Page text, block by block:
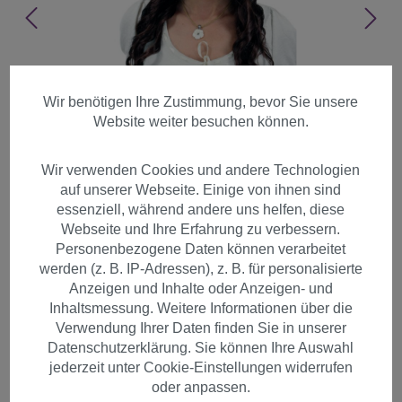
Perücke Braun-Mix
Korkenzieherlocken 9340-33
Wir benötigen Ihre Zustimmung, bevor Sie unsere
Website weiter besuchen können.
Wir verwenden Cookies und andere Technologien
auf unserer Webseite. Einige von ihnen sind
essenziell, während andere uns helfen, diese
Webseite und Ihre Erfahrung zu verbessern.
Personenbezogene Daten können verarbeitet
werden (z. B. IP-Adressen), z. B. für personalisierte
Anzeigen und Inhalte oder Anzeigen- und
Inhaltsmessung. Weitere Informationen über die
Verwendung Ihrer Daten finden Sie in unserer
Datenschutzerklärung. Sie können Ihre Auswahl
jederzeit unter Cookie-Einstellungen widerrufen
oder anpassen.